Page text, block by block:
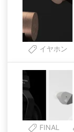
イヤホン
FINAL